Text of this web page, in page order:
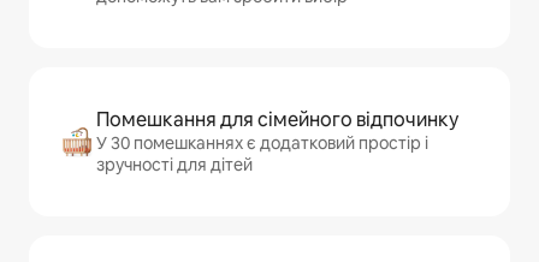
Помешкання для сімейного відпочинку
У 30 помешканнях є додатковий простір і
зручності для дітей